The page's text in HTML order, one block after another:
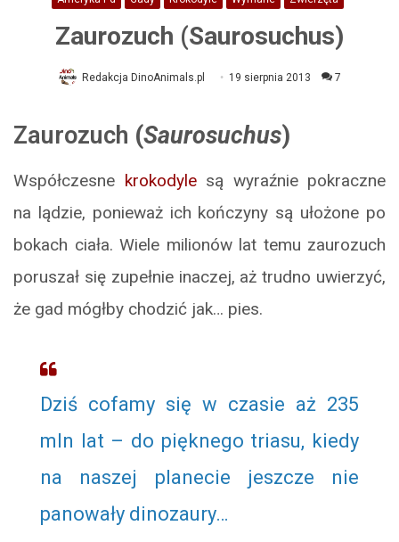
Zaurozuch (Saurosuchus)
Redakcja DinoAnimals.pl 19 sierpnia 2013 7
Zaurozuch (Saurosuchus)
Współczesne krokodylesą wyraźnie pokraczne
na lądzie, ponieważ ich kończyny są ułożone po
bokach ciała. Wiele milionów lat temu zaurozuch
poruszał się zupełnie inaczej, aż trudno uwierzyć,
że gad mógłby chodzić jak… pies.
Dziś cofamy się w czasie aż 235
mln lat – do pięknego triasu, kiedy
na naszej planecie jeszcze nie
panowały dinozaury…